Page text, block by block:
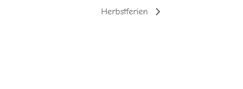
Herbstferien